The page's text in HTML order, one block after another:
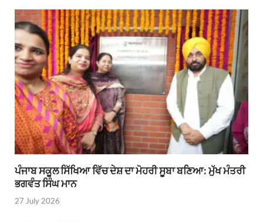
ਪੰਜਾਬ ਸਕੂਲ ਸਿੱਖਿਆ ਵਿੱਚ ਦੇਸ਼ ਦਾ ਮੋਹਰੀ ਸੂਬਾ ਬਣਿਆ: ਮੁੱਖ ਮੰਤਰੀ
ਭਗਵੰਤ ਸਿੰਘ ਮਾਨ
27 July 2026